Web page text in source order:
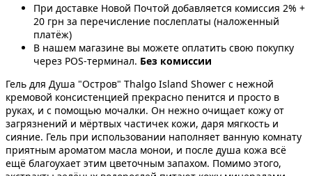
При доставке Новой Почтой добавляется комиссия 2% +
20 грн за перечисление послеплаты (наложенный
платёж)
В нашем магазине вы можете оплатить свою покупку
через POS-терминал. Без комиссии
Гель для Душа "Остров" Thalgo Island Shower с нежной
кремовой консистенцией прекрасно пенится и просто в
руках, и с помощью мочалки. Он нежно очищает кожу от
загрязнений и мёртвых частичек кожи, даря мягкость и
сияние. Гель при использовании наполняет ванную комнату
приятным ароматом масла монои, и после душа кожа всё
ещё благоухает этим цветочным запахом. Помимо этого,